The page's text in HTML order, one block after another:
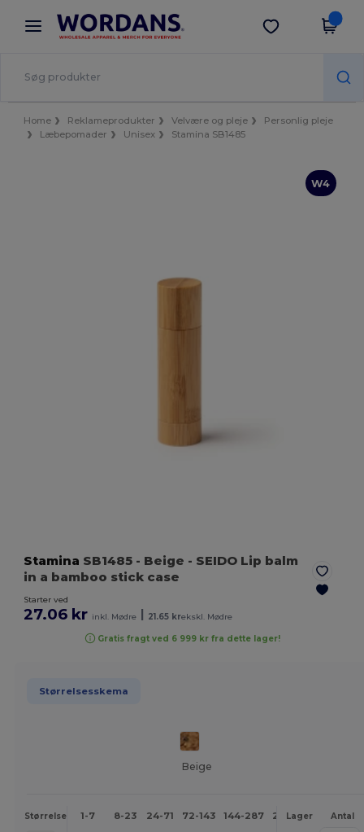
× Wordans-app
Bedre priser i appen!
Hent app
Home Reklameprodukter Velvære og pleje
Personlig pleje
Læbepomader
Unisex Stamina SB1485
W4
Stamina SB1485 - Beige - SEIDO Lip balm
in a bamboo stick case
Starter ved
27.06 kr inkl. Mødre 21.65 krekskl. Mødre
Gratis fragt ved 6 999 kr fra dette lager!
Størrelsesskema
Beige
Størrelse 1-7 8-23 24-71 72-143 144-287 288 + Mere
Lager Antal